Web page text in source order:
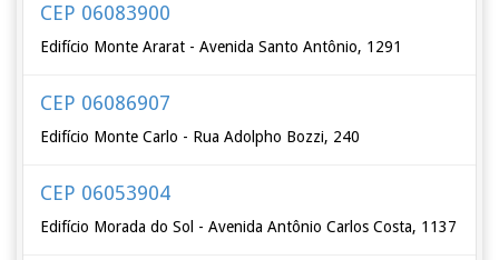
CEP 06083900
Edifício Monte Ararat - Avenida Santo Antônio, 1291
CEP 06086907
Edifício Monte Carlo - Rua Adolpho Bozzi, 240
CEP 06053904
Edifício Morada do Sol - Avenida Antônio Carlos Costa, 1137